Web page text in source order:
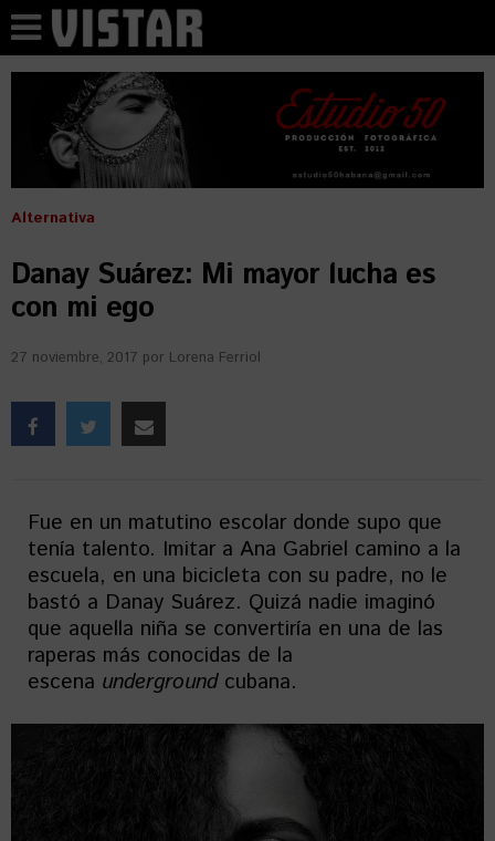
Alternativa
Danay Suárez: Mi mayor lucha es
con mi ego
27 noviembre, 2017 por Lorena Ferriol
Fue en un matutino escolar donde supo que
tenía talento. Imitar a Ana Gabriel camino a la
escuela, en una bicicleta con su padre, no le
bastó a Danay Suárez. Quizá nadie imaginó
que aquella niña se convertiría en una de las
raperas más conocidas de la
escena undergroundcubana.